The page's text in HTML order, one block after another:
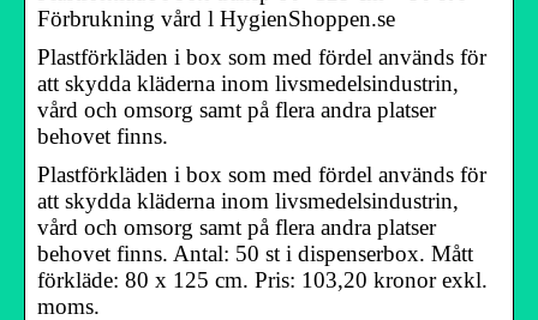
Förbrukning vård l HygienShoppen.se
Plastförkläden i box som med fördel används för
att skydda kläderna inom livsmedelsindustrin,
vård och omsorg samt på flera andra platser
behovet finns.
Plastförkläden i box som med fördel används för
att skydda kläderna inom livsmedelsindustrin,
vård och omsorg samt på flera andra platser
behovet finns. Antal: 50 st i dispenserbox. Mått
förkläde: 80 x 125 cm. Pris: 103,20 kronor exkl.
moms.